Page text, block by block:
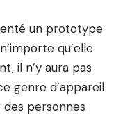
un prototype
qu’elle
il n’y aura pas
genre d’appareil
des personnes